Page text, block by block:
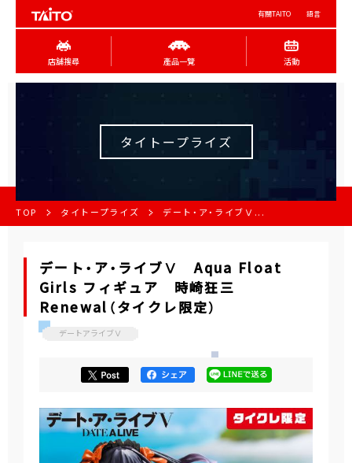
有關TAITO 語言
店舖搜尋 產品一覽 活動
タイトープライズ
TOP タイトープライズ デート・ア・ライブⅤ...
デート・ア・ライブⅤ Aqua Float
Girls フィギュア 時崎狂三
Renewal（タイクレ限定）
デートアライブⅤ